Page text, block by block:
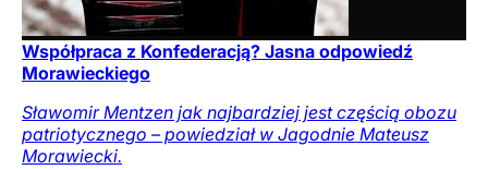
Współpraca z Konfederacją? Jasna odpowiedź
Morawieckiego
Sławomir Mentzen jak najbardziej jest częścią obozu
patriotycznego – powiedział w Jagodnie Mateusz
Morawiecki.